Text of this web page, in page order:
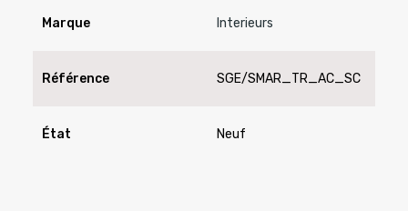
Marque Interieurs
Référence SGE/SMAR_TR_AC_SC
État Neuf